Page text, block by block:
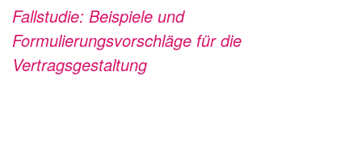
Fallstudie: Beispiele und
Formulierungsvorschläge für die
Vertragsgestaltung